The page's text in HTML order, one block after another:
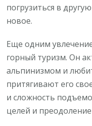
погрузиться в
новое.
Еще одним
горный туризм. Он
альпинизмом и
притягивают его
и сложность
целей и преодоление